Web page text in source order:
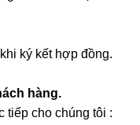
ký kết hợp đồng.
hàng.
tiếp cho chúng tôi :